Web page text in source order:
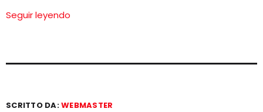
Seguir leyendo
SCRITTO DA:WEBMASTER